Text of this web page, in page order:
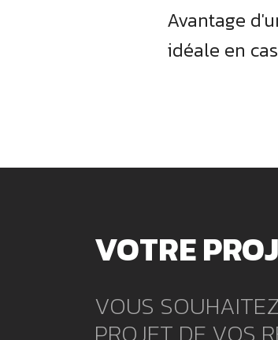
Avantage
idéale en
VOTRE
VOUS